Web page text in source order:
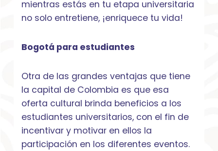
mientras estás en tu etapa universitaria
no solo entretiene, ¡enriquece tu vida!
Bogotá para estudiantes
Otra de las grandes ventajas que tiene
la capital de Colombia es que esa
oferta cultural brinda beneficios a los
estudiantes universitarios, con el fin de
incentivar y motivar en ellos la
participación en los diferentes eventos.